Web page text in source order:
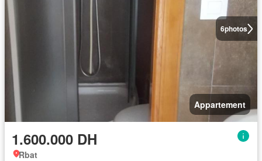
6photos
Appartement
1.600.000 DH
Rbat